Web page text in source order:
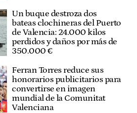
Un buque destroza dos
bateas clochineras del Puerto
de Valencia: 24.000 kilos
perdidos y daños por más de
350.000 €
Ferran Torres reduce sus
honorarios publicitarios para
convertirse en imagen
mundial de la Comunitat
Valenciana